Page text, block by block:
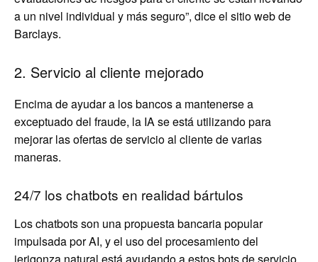
a un nivel individual y más seguro”, dice el sitio web de
Barclays.
2. Servicio al cliente mejorado
Encima de ayudar a los bancos a mantenerse a
exceptuado del fraude, la IA se está utilizando para
mejorar las ofertas de servicio al cliente de varias
maneras.
24/7 los chatbots en realidad bártulos
Los chatbots son una propuesta bancaria popular
impulsada por AI, y el uso del procesamiento del